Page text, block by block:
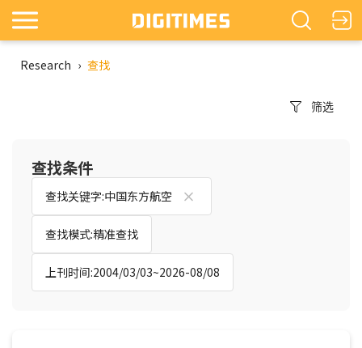
Research › 查找
筛选
查找条件
查找关键字:中国东方航空
查找模式:精准查找
上刊时间:2004/03/03~2026-08/08